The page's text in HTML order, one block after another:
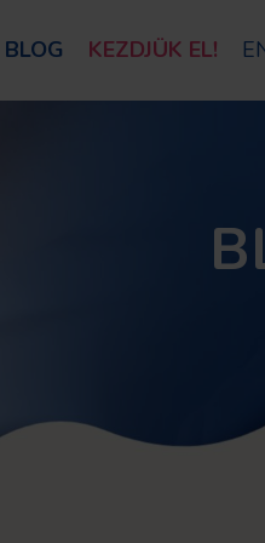
BLOG KEZDJÜK EL!